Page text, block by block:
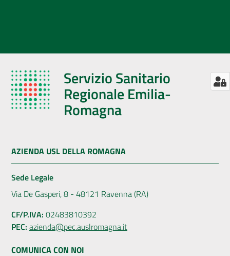
Servizio Sanitario
Regionale Emilia-
Romagna
AZIENDA USL DELLA ROMAGNA
Sede Legale
Via De Gasperi, 8 - 48121 Ravenna (RA)
CF/P.IVA: 02483810392
PEC: azienda@pec.auslromagna.it
COMUNICA CON NOI